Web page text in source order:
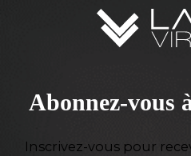
Abonnez-vous
Inscrivez-vous pour